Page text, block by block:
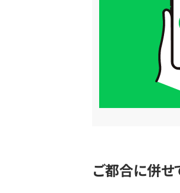
ご都合に併せ